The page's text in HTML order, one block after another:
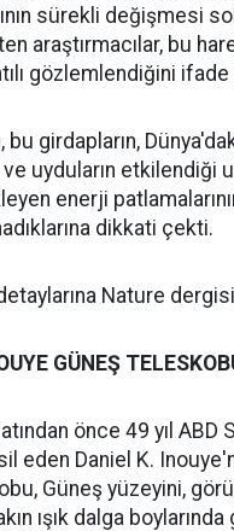
sürekli değişmesi
araştırmacılar, bu
gözlemlendiğini
bu girdapların,
uyduların etkilendiği
enerji
dikkati çekti.
Nature
GÜNEŞ
önce 49 yıl ABD
eden Daniel K.
Güneş yüzeyini,
ışık dalga